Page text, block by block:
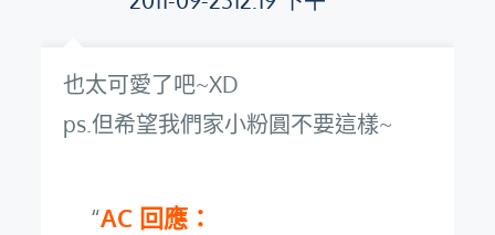
也太可愛了吧~XD
ps.但希望我們家小粉圓不要這樣~
AC 回應：